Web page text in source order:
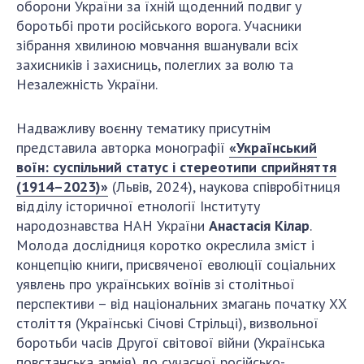
Відкрита наука в НАН України
Підготовка наукових кадрів
Робота з молоддю
Членство в міжнародних організаціях
Міжнародні угоди
Міжнародні програми та конкурси
ДОКУМЕНТИ
Нормативні акти НАН України
Державний бюджет НАН України
Вибори до складу НАН України
Бланки документів
оборони України за їхній щоденний подвиг у
боротьбі проти російського ворога. Учасники
зібрання хвилиною мовчання вшанували всіх
захисників і захисниць, полеглих за волю та
Незалежність України.
Надважливу воєнну тематику присутнім
представила авторка монографії «Український
воїн: суспільний статус і стереотипи сприйняття
(1914–2023)» (Львів, 2024), наукова співробітниця
відділу історичної етнології Інституту
народознавства НАН України Анастасія Кілар.
Молода дослідниця коротко окреслила зміст і
концепцію книги, присвяченої еволюції соціальних
уявлень про українських воїнів зі столітньої
перспективи – від національних змагань початку ХХ
століття (Українські Січові Стрільці), визвольної
боротьби часів Другої світової війни (Українська